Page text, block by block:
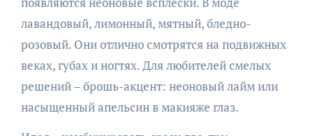
лавандовый, лимонный, мятный, бледно-
розовый. Они отлично смотрятся на подвижных
веках, губах и ногтях. Для любителей смелых
решений – брошь-акцент: неоновый лайм или
насыщенный апельсин в макияже глаз.